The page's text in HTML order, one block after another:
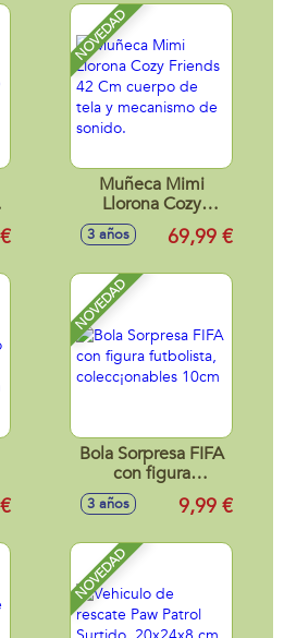
de labios.
NOVEDAD
Muñeca Mimi
Llorona Cozy
Friends 42 Cm
cuerpo de tela y
sonido.
3 años 69,99 €
NOVEDAD
Bola Sorpresa FIFA
con figura
futbolista,
colecc¡onables
3 años 9,99 €
NOVEDAD